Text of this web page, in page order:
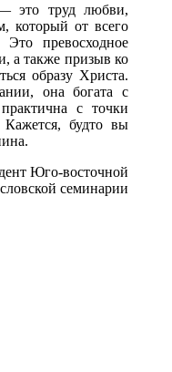
— это труд любви,
который от всего
превосходное
а также призыв ко
образу Христа.
она богата с
с точки
Кажется, будто вы
Юго-восточной
семинарии